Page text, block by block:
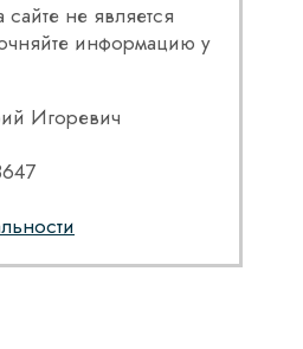
не является
информацию у
Игоревич